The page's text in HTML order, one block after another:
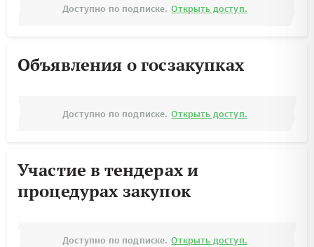
Доступно по подписке. Открыть доступ.
Объявления о госзакупках
Доступно по подписке. Открыть доступ.
Участие в тендерах и
процедурах закупок
Доступно по подписке. Открыть доступ.